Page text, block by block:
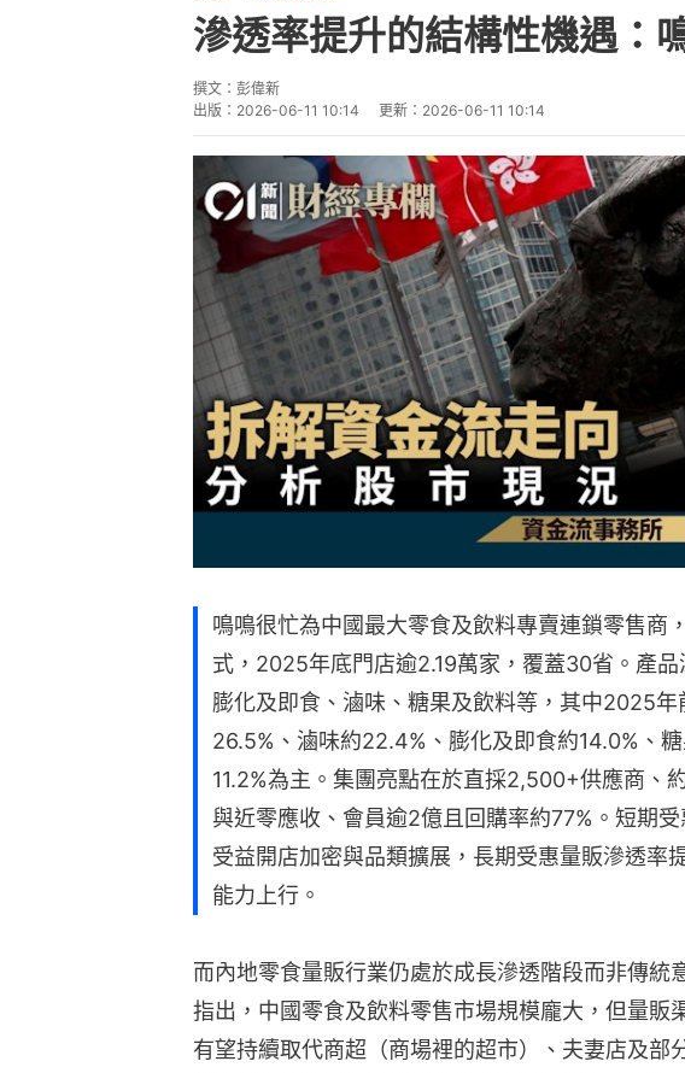
滲透率提升的結構性機遇：
撰文： 彭偉新
出版： 2026-06-11 10:14 更新： 2026-06-11 10:14
鳴鳴很忙為中國最大零食及飲料專賣連鎖零售商
式，2025年底門店逾2.19萬家，覆蓋30省。產品
膨化及即食、滷味、糖果及飲料等，其中2025
26.5%、滷味約22.4%、膨化及即食約14.0%、
11.2%為主。集團亮點在於直採2,500+供應商、
與近零應收、會員逾2億且回購率約77%。短期
受益開店加密與品類擴展，長期受惠量販滲透率
能力上行。
而內地零食量販行業仍處於成長滲透階段而非傳統
指出，中國零食及飲料零售市場規模龐大，但量販
有望持續取代商超（商場裡的超市）、夫妻店及部